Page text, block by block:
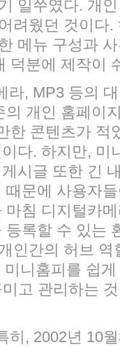
일쑤였다. 개
려웠던 것이다
메뉴 구성과
덕분에 제작이
라, MP3 등의
의 개인 홈페이
한 콘텐츠가 적
다. 하지만, 미
시글 또한 긴
문에 사용자
침 디지털카
록할 수 있는
인간의 허브
니홈피를 쉽
고 관리하는
히, 2002년 10